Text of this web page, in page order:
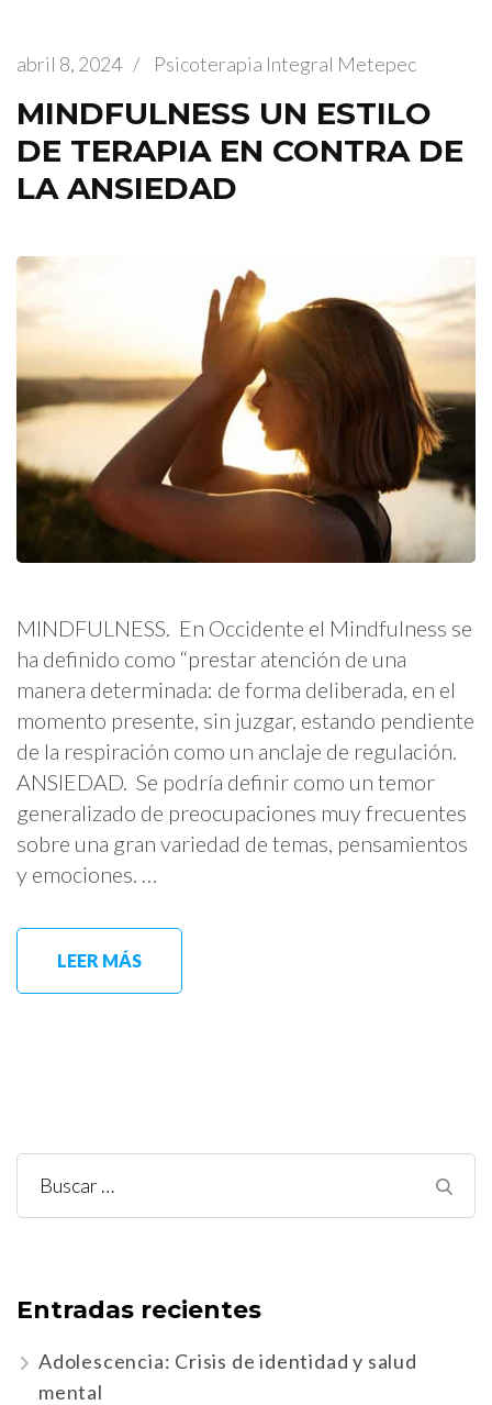
abril 8, 2024 / Psicoterapia Integral Metepec
MINDFULNESS UN ESTILO
DE TERAPIA EN CONTRA DE
LA ANSIEDAD
MINDFULNESS. En Occidente el Mindfulness se
ha definido como “prestar atención de una
manera determinada: de forma deliberada, en el
momento presente, sin juzgar, estando pendiente
de la respiración como un anclaje de regulación.
ANSIEDAD. Se podría definir como un temor
generalizado de preocupaciones muy frecuentes
sobre una gran variedad de temas, pensamientos
y emociones. …
LEER MÁS
Buscar:
Entradas recientes
Adolescencia: Crisis de identidad y salud
mental